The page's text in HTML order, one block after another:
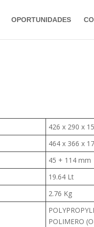
OPORTUNIDADES
426 x 290 x
464 x 366 x
45 + 114 mm
19.64 Lt
2.76 Kg
POLIMERO